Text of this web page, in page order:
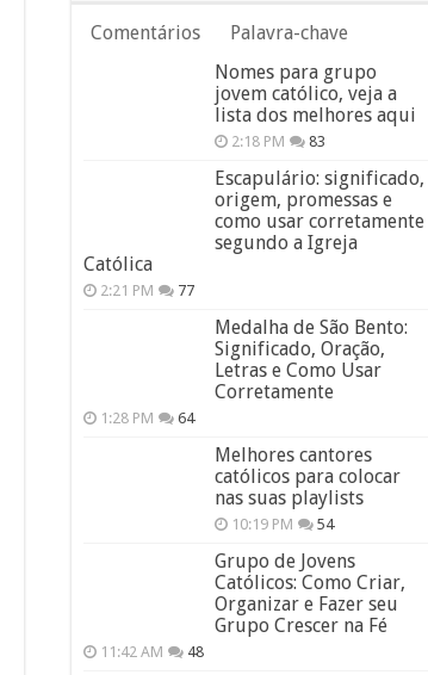
Comentários
Palavra-chave
Nomes para grupo
jovem católico, veja a
lista dos melhores aqui
2:18 PM 83
Escapulário: significado,
origem, promessas e
como usar corretamente
segundo a Igreja
Católica
2:21 PM 77
Medalha de São Bento:
Significado, Oração,
Letras e Como Usar
Corretamente
1:28 PM 64
Melhores cantores
católicos para colocar
nas suas playlists
10:19 PM 54
Grupo de Jovens
Católicos: Como Criar,
Organizar e Fazer seu
Grupo Crescer na Fé
11:42 AM 48